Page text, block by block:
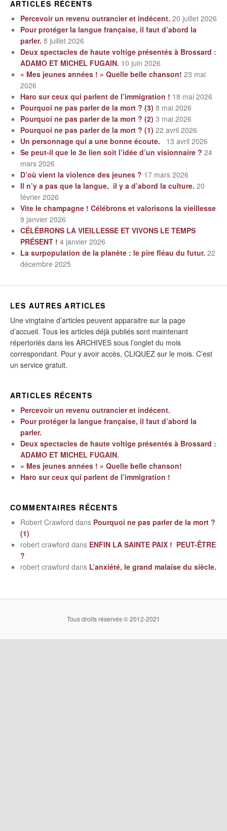
ARTICLES RÉCENTS
Percevoir un revenu outrancier et indécent. 20 juillet 2026
Pour protéger la langue française, il faut d’abord la
parler. 8 juillet 2026
Deux spectacles de haute voltige présentés à Brossard :
ADAMO ET MICHEL FUGAIN. 10 juin 2026
« Mes jeunes années ! » Quelle belle chanson! 23 mai
2026
Haro sur ceux qui parlent de l’immigration ! 18 mai 2026
Pourquoi ne pas parler de la mort ? (3) 8 mai 2026
Pourquoi ne pas parler de la mort ? (2) 3 mai 2026
Pourquoi ne pas parler de la mort ? (1) 22 avril 2026
Un personnage qui a une bonne écoute.
13 avril 2026
Se peut-il que le 3e lien soit l’idée d’un visionnaire ? 24
mars 2026
D’où vient la violence des jeunes ? 17 mars 2026
Il n’y a pas que la langue, il y a d’abord la culture. 20
février 2026
Vite le champagne ! Célébrons et valorisons la vieillesse
9 janvier 2026
CÉLÉBRONS LA VIEILLESSE ET VIVONS LE TEMPS
PRÉSENT ! 4 janvier 2026
La surpopulation de la planète : le pire fléau du futur. 22
décembre 2025
LES AUTRES ARTICLES
Une vingtaine d’articles peuvent apparaitre sur la page
d’accueil. Tous les articles déjà publiés sont maintenant
répertoriés dans les ARCHIVES sous l’onglet du mois
correspondant. Pour y avoir accès, CLIQUEZ sur le mois. C’est
un service gratuit.
ARTICLES RÉCENTS
Percevoir un revenu outrancier et indécent.
Pour protéger la langue française, il faut d’abord la
parler.
Deux spectacles de haute voltige présentés à Brossard :
ADAMO ET MICHEL FUGAIN.
« Mes jeunes années ! » Quelle belle chanson!
Haro sur ceux qui parlent de l’immigration !
COMMENTAIRES RÉCENTS
Robert Crawford dans Pourquoi ne pas parler de la mort ?
(1)
robert crawford dans ENFIN LA SAINTE PAIX ! PEUT-ÊTRE
?
robert crawford dans L’anxiété, le grand malaise du siècle.
Tous droits réservés © 2012-2021